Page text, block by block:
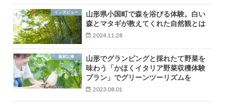
インタビュー
山形県小国町で森を浴びる体験。白い
森とマタギが教えてくれた自然観とは
2024.11.28
最新記事
山形でグランピングと採れたて野菜を
味わう「かほくイタリア野菜収穫体験
プラン」でグリーンツーリズムを
2023.08.01